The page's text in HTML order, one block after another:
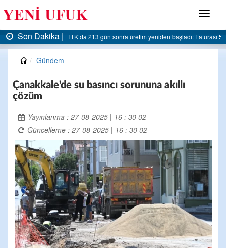
Menü
5 milyar liraya dayandı
Son Dakika |AK Parti Ereğli İlçe Başkanlığı’ndan belediyeye
Gündem
Çanakkale'de su basıncı sorununa akıllı
çözüm
Yayınlanma : 27-08-2025 | 16 : 30 02
Güncelleme : 27-08-2025 | 16 : 30 02